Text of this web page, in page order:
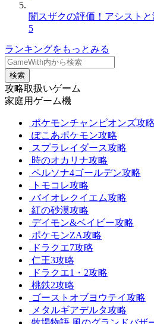
闇スザクの評価！アシスト
5
ランキングをもっとみる
検索
攻略取扱いゲーム
家庭用ゲーム機
ポケモンチャンピオンズ攻略
ぽこあポケモン攻略
スプラレイダース攻略
時のオカリナ攻略
ペルソナ4ゴールデン攻略
トモコレ攻略
バイオレクイエム攻略
紅の砂漠攻略
デイモン&ベイビー攻略
ポケモンZA攻略
ドラクエ7攻略
仁王3攻略
ドラクエ1・2攻略
桃鉄2攻略
ゴーストオブヨウテイ攻略
メタルギアデルタ攻略